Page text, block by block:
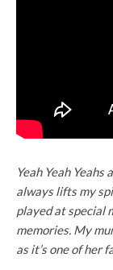
Yeah Yeah
always lifts my
played at special
memories. My
as it’s one of her